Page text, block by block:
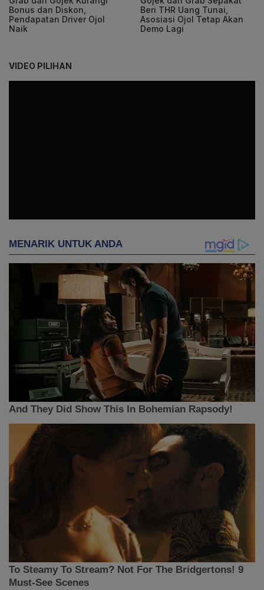
Bonus dan Diskon,
Pendapatan Driver Ojol
Naik
Beri THR Uang Tunai,
Asosiasi Ojol Tetap Akan
Demo Lagi
VIDEO PILIHAN